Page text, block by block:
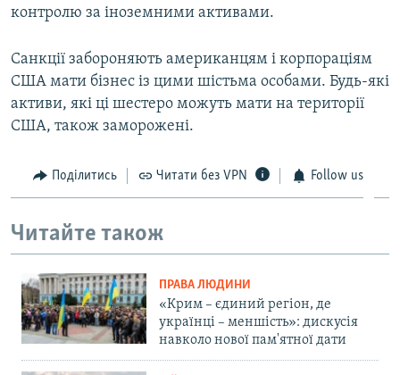
контролю за іноземними активами.
Санкції забороняють американцям і корпораціям
США мати бізнес із цими шістьма особами. Будь-які
активи, які ці шестеро можуть мати на території
США, також заморожені.
Поділитись Читати без VPN Follow us
Читайте також
ПРАВА ЛЮДИНИ
«Крим – єдиний регіон, де
українці – меншість»: дискусія
навколо нової пам'ятної дати